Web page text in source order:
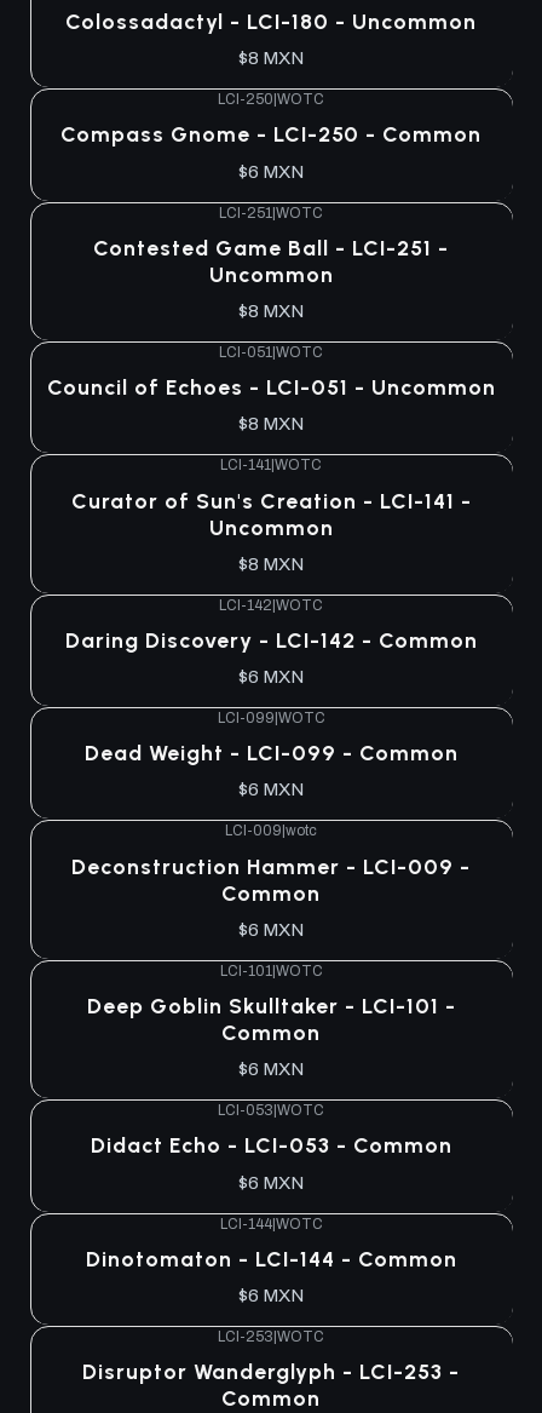
Colossadactyl - LCI-180 - Uncommon
$8 MXN
LCI-250 WOTC
Compass Gnome - LCI-250 - Common
$6 MXN
LCI-251 |WOTC
Contested Game Ball - LCI-251 -
Uncommon
$8 MXN
LCI-051 WOTC
Council of Echoes - LCI-051 - Uncommon
$8 MXN
LCI-141 WOTC
Curator of Sun's Creation - LCI-141 -
Uncommon
$8 MXN
LCI-142|WOTC
Daring Discovery - LCI-142 - Common
$6 MXN
LCI-099 WOTC
Dead Weight - LCI-099 - Common
$6 MXN
LCI-009 wotc
Deconstruction Hammer - LCI-009 -
Common
$6 MXN
LCI-101|WOTC
Deep Goblin Skulltaker - LCI-101 -
Common
$6 MXN
LCI-053 WOTC
Didact Echo - LCI-053 - Common
$6 MXN
LCI-144|WOTC
Dinotomaton - LCI-144 - Common
$6 MXN
LCI-253 WOTC
Disruptor Wanderglyph - LCI-253 -
Common